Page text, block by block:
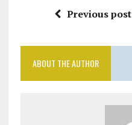
Previous post
ABOUT THE AUTHOR